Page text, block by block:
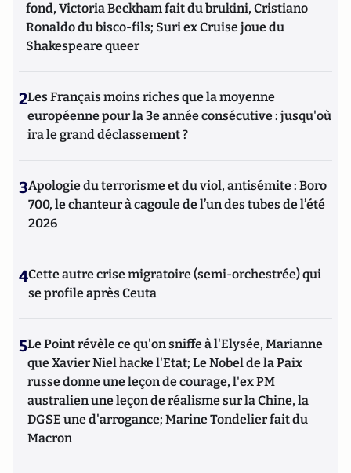
fond, Victoria Beckham fait du brukini, Cristiano
Ronaldo du bisco-fils; Suri ex Cruise joue du
Shakespeare queer
2Les Français moins riches que la moyenne
européenne pour la 3e année consécutive : jusqu'où
ira le grand déclassement ?
3Apologie du terrorisme et du viol, antisémite : Boro
700, le chanteur à cagoule de l’un des tubes de l’été
2026
4Cette autre crise migratoire (semi-orchestrée) qui
se profile après Ceuta
5Le Point révèle ce qu'on sniffe à l'Elysée, Marianne
que Xavier Niel hacke l'Etat; Le Nobel de la Paix
russe donne une leçon de courage, l'ex PM
australien une leçon de réalisme sur la Chine, la
DGSE une d'arrogance; Marine Tondelier fait du
Macron